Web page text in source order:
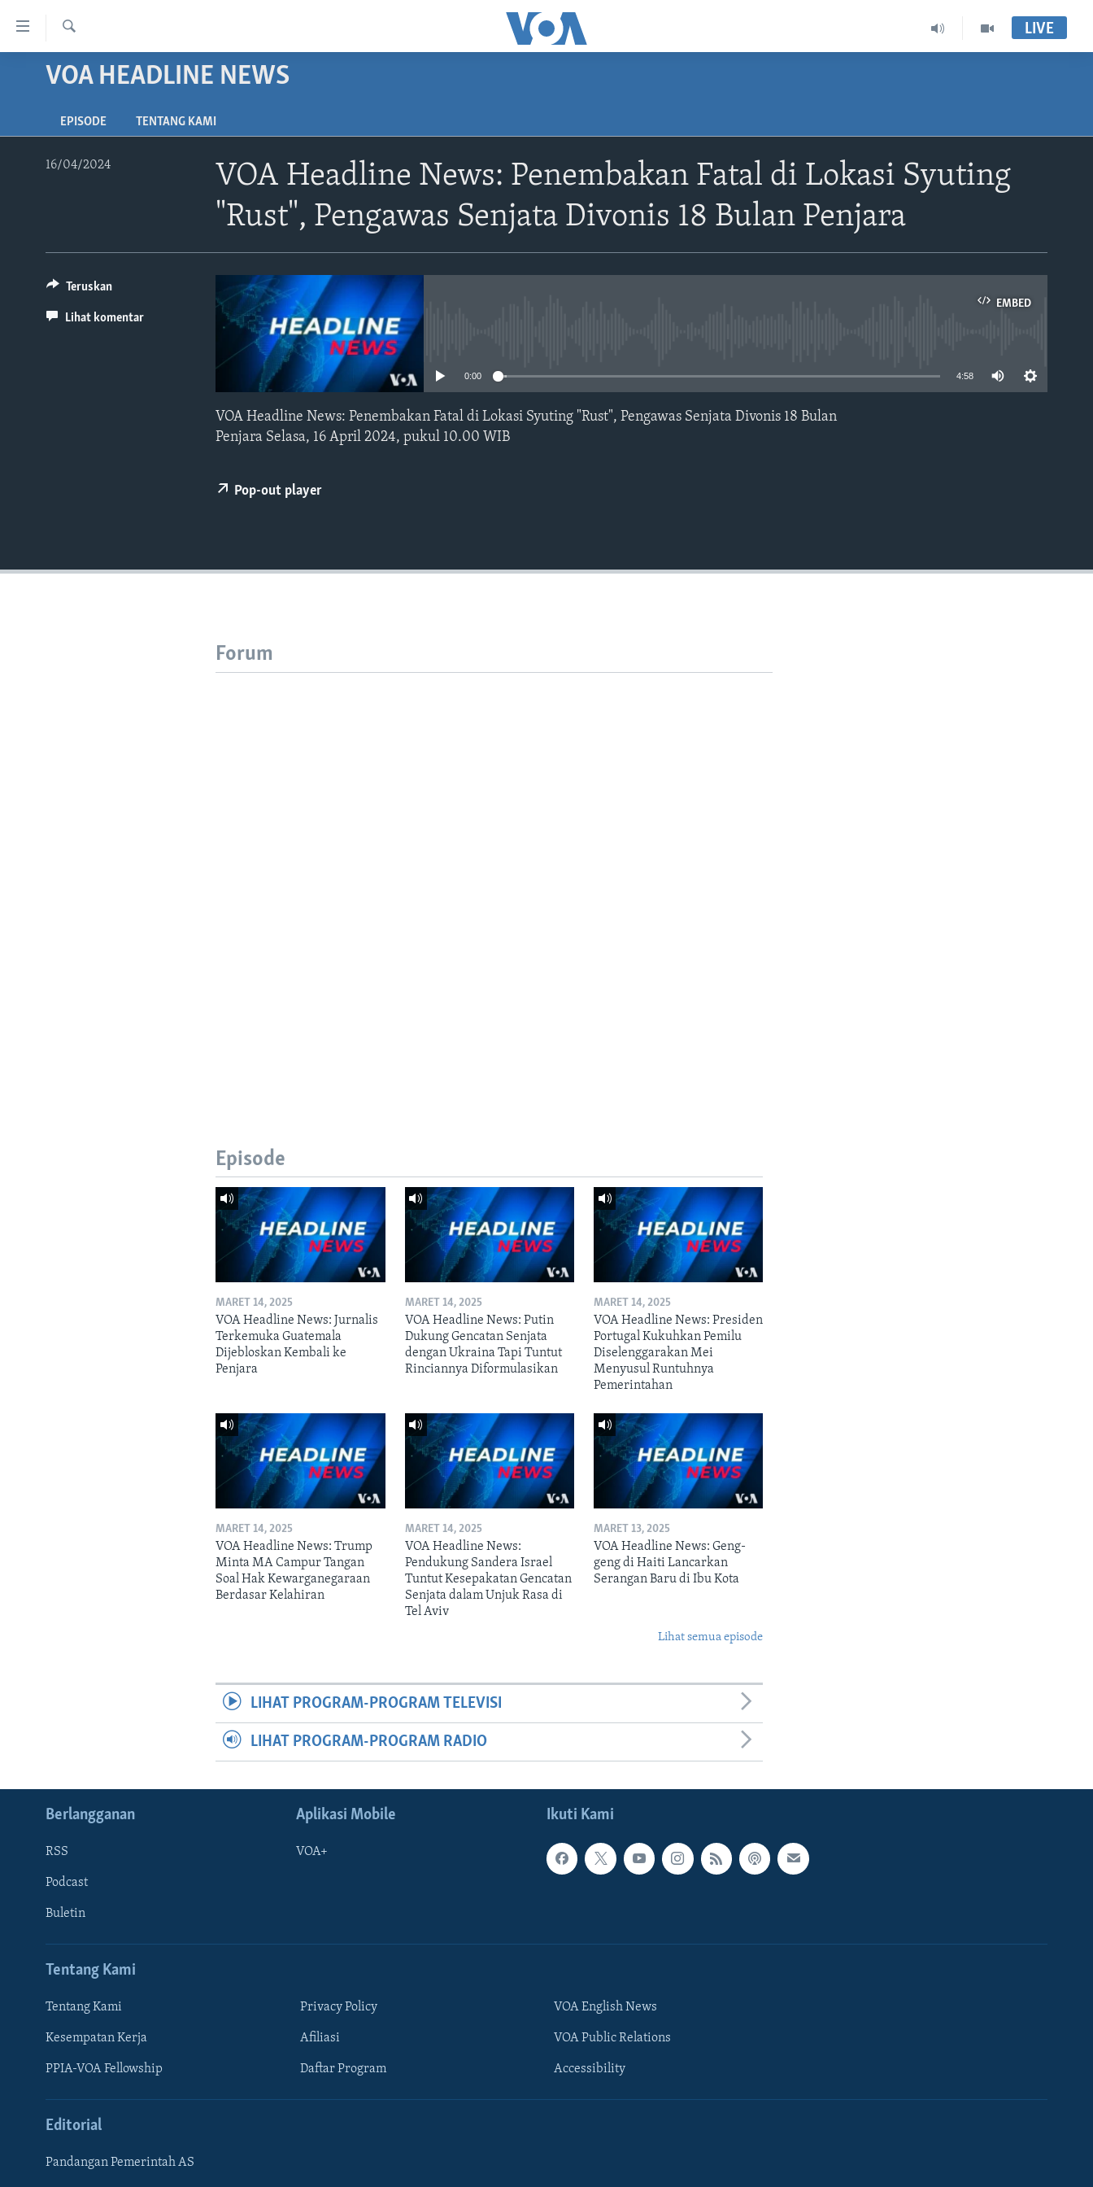
Akses
Konten
BERANDA
VIDEO
POLYGRAPH
Bahasa-bahasa
LIVE
VOA HEADLINE NEWS
EPISODE TENTANG KAMI
VOA Headline News: Penembakan Fatal di Lokasi Syuting
"Rust", Pengawas Senjata Divonis 18 Bulan Penjara
16/04/2024
EMBED
0:00 4:58
VOA Headline News: Penembakan Fatal di Lokasi Syuting "Rust", Pengawas Senjata Divonis 18 Bulan
Penjara Selasa, 16 April 2024, pukul 10.00 WIB
Pop-out player
Teruskan
Lihat komentar
Forum
Episode
MARET 14, 2025
VOA Headline News: Jurnalis
Terkemuka Guatemala
Dijebloskan Kembali ke
Penjara
MARET 14, 2025
VOA Headline News: Putin
Dukung Gencatan Senjata
dengan Ukraina Tapi Tuntut
Rinciannya Diformulasikan
MARET 14, 2025
VOA Headline News: Presiden
Portugal Kukuhkan Pemilu
Diselenggarakan Mei
Menyusul Runtuhnya
Pemerintahan
MARET 14, 2025
VOA Headline News: Trump
Minta MA Campur Tangan
Soal Hak Kewarganegaraan
Berdasar Kelahiran
MARET 14, 2025
VOA Headline News:
Pendukung Sandera Israel
Tuntut Kesepakatan Gencatan
Senjata dalam Unjuk Rasa di
Tel Aviv
MARET 13, 2025
VOA Headline News: Geng-
geng di Haiti Lancarkan
Serangan Baru di Ibu Kota
Lihat semua episode
LIHAT PROGRAM-PROGRAM TELEVISI
LIHAT PROGRAM-PROGRAM RADIO
Ikuti Kami
Berlangganan
RSS
Podcast
Buletin
Aplikasi Mobile
VOA+
Tentang Kami
Tentang Kami
Kesempatan Kerja
PPIA-VOA Fellowship
Privacy Policy
Afiliasi
Daftar Program
VOA English News
VOA Public Relations
Accessibility
Editorial
Pandangan Pemerintah AS